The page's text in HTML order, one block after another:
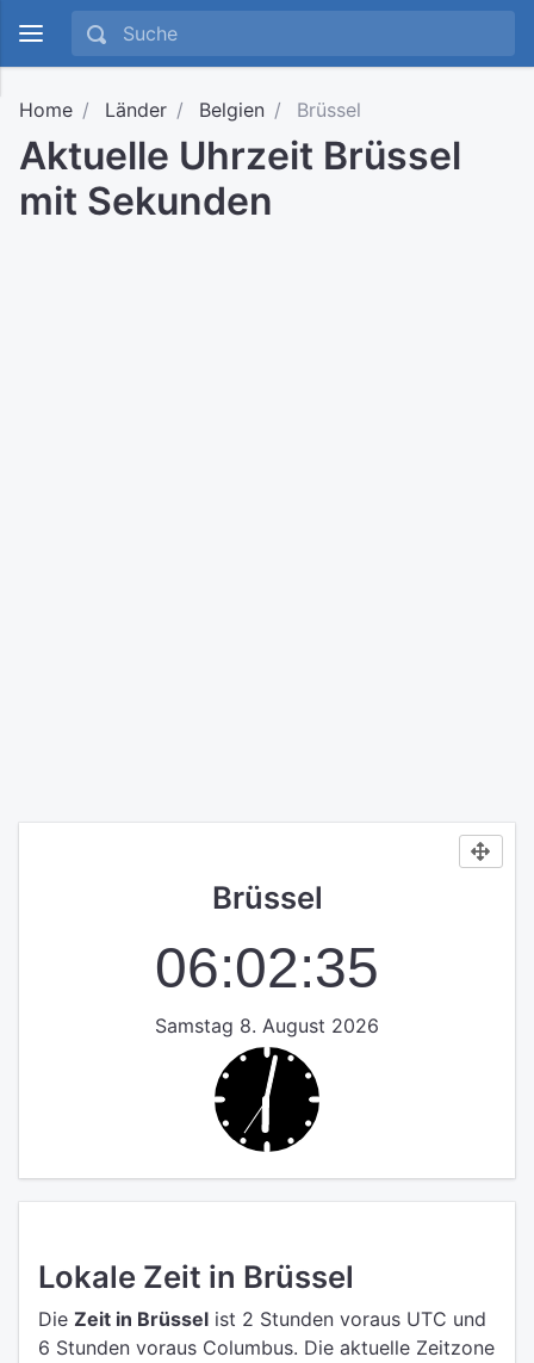
Home Länder Belgien Brüssel
Aktuelle Uhrzeit Brüssel
mit Sekunden
Brüssel
06:02:35
Samstag 8. August 2026
Lokale Zeit in Brüssel
Die Zeit in Brüssel ist 2 Stunden voraus UTC und
6 Stunden voraus Columbus. Die aktuelle Zeitzone